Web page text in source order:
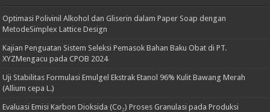
Optimasi Polivinil Alkohol dan Gliserin dalam Paper Soap dengan
MetodeSimplex Lattice Design
Kajian Penguatan Sistem Seleksi Pemasok Bahan Baku Obat di PT.
XYZMengacu pada CPOB 2024
Uji Stabilitas Formulasi Emulgel Ekstrak Etanol 96% Kulit Bawang Merah
(Allium cepa L.)
Evaluasi Emisi Karbon Dioksida (Co₂) Proses Granulasi pada Produksi